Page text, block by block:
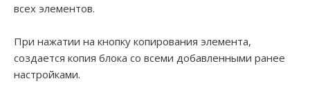
всех элементов.
При нажатии на кнопку копирования элемента,
создается копия блока со всеми добавленными ранее
настройками.